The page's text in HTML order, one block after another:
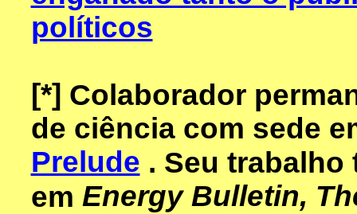
políticos
[*] Colaborador
de ciência com sede
Prelude . Seu
em Energy Bulletin,